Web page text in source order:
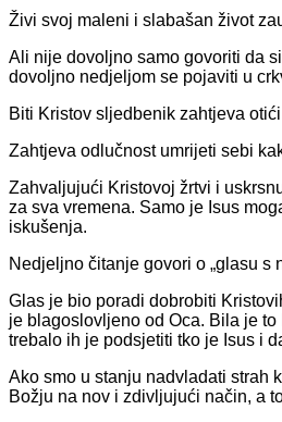
Živi svoj maleni i slabašan život
Ali nije dovoljno samo govoriti da
dovoljno nedjeljom se pojaviti u
Biti Kristov sljedbenik zahtjeva
Zahtjeva odlučnost umrijeti sebi
Zahvaljujući Kristovoj žrtvi i
za sva vremena. Samo je Isus
iskušenja.
Nedjeljno čitanje govori o „glasu s
Glas je bio poradi dobrobiti
je blagoslovljeno od Oca. Bila je
trebalo ih je podsjetiti tko je Isus i
Ako smo u stanju nadvladati strah
Božju na nov i zdivljujući način, a